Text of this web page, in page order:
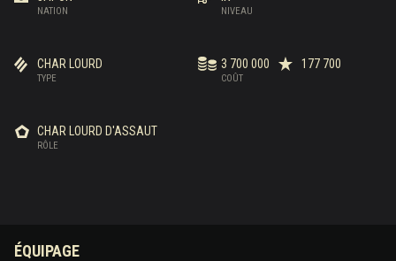
NATION NIVEAU
TYPE
CHAR LOURD
COÛT
3 700 000 177 700
RÔLE
CHAR LOURD D'ASSAUT
ÉQUIPAGE